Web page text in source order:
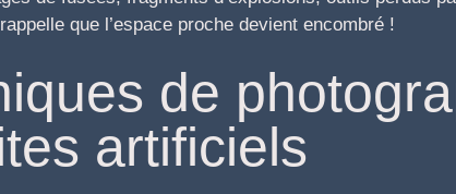
que l’espace proche devient encombré !
de
artificiels